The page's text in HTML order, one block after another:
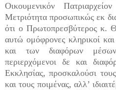
Οικουμενικόν
Μετριότητα προσωπικώς εκ
ότι ο Πρωτοπρεσβύτερος κ.
αυτώ ομόφρονες κληρικοί και
και των διαφόρων μέσων
περιερχόμενοι δε και
Εκκλησίας, προσκαλούσι
και τους ποιμένας, αλλ’